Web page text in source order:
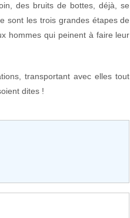
des bruits de bottes, déjà, se
sont les trois grandes étapes de
hommes qui peinent à faire leur
transportant avec elles tout
dites !